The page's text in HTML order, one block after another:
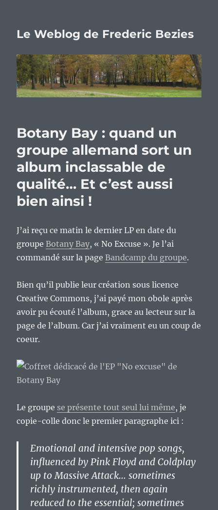
Le Weblog de Frederic Bezies
Botany Bay : quand un
groupe allemand sort un
album inclassable de
qualité… Et c’est aussi
bien ainsi !
J’ai reçu ce matin le dernier LP en date du
groupeBotany Bay, « No Excuse ». Je l’ai
commandé sur la pageBandcamp du groupe.
Bien qu’il publie leur création sous licence
Creative Commons, j’ai payé mon obole après
avoir pu écouté l’album, grace au lecteur sur la
page de l’album. Car j’ai vraiment eu un coup de
coeur.
Le groupe se présente tout seul lui même, je
copie-colle donc le premier paragraphe ici :
Emotional and intensive pop songs,
influenced by Pink Floyd and Coldplay
up to Massive Attack… sometimes
richly instrumented, then again
reduced to the essential; sometimes